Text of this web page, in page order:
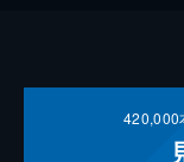
420,000